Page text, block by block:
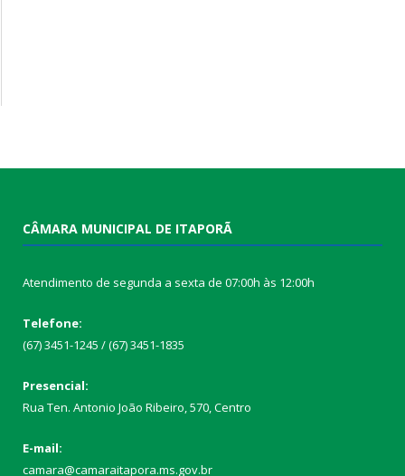
CÂMARA MUNICIPAL DE ITAPORÃ
Atendimento de segunda a sexta de 07:00h às 12:00h
Telefone:
(67) 3451-1245 / (67) 3451-1835
Presencial:
Rua Ten. Antonio João Ribeiro, 570, Centro
E-mail:
camara@camaraitapora.ms.gov.br